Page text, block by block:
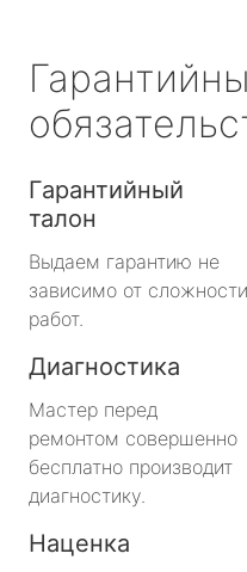
Гарантийный
талон
Выдаем гарантию не
зависимо от сложности
работ.
Диагностика
Мастер перед
ремонтом совершенно
бесплатно производит
диагностику.
Наценка